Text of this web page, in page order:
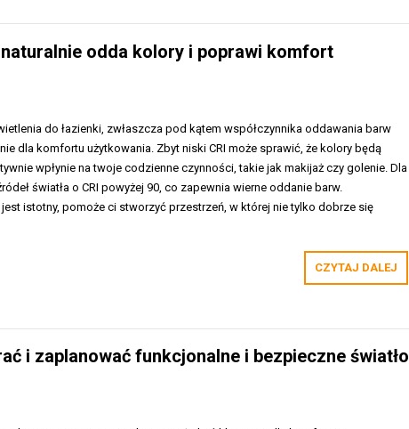
odda kolory i poprawi komfort
do łazienki, zwłaszcza pod kątem współczynnika oddawania barw
dla komfortu użytkowania. Zbyt niski CRI może sprawić, że kolory będą
wpłynie na twoje codzienne czynności, takie jak makijaż czy golenie. Dla
światła o CRI powyżej 90, co zapewnia wierne oddanie barw.
istotny, pomoże ci stworzyć przestrzeń, w której nie tylko dobrze się
CZYTAJ DALEJ
i zaplanować funkcjonalne i bezpieczne światło